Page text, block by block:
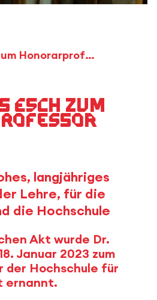
Dr. Thomas Esch zum Honorarprofessor ernannt
Esch zum
langjähriges
Lehre, für die
die Hochschule
Akt wurde Dr.
Januar 2023 zum
der Hochschule für
ernannt.